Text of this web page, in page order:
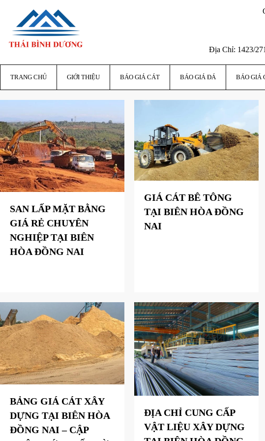
Địa Chỉ: 1423/
TRANG CHỦ GIỚI THIỆU BÁO GIÁ CÁT BÁO GIÁ ĐÁ BÁO GIÁ
SAN LẤP MẶT BẰNG
GIÁ RẺ CHUYÊN
NGHIỆP TẠI BIÊN
HÒA ĐỒNG NAI
GIÁ CÁT BÊ TÔNG
TẠI BIÊN HÒA ĐỒNG
NAI
BẢNG GIÁ CÁT XÂY
DỰNG TẠI BIÊN HÒA
ĐỒNG NAI – CẬP
ĐỊA CHỈ CUNG CẤP
VẬT LIỆU XÂY DỰNG